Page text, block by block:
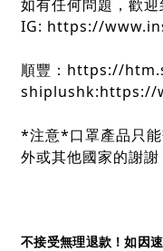
如有任何問題，歡
IG: https://
順豐：https://
shiplushk:https://
*注意*口罩產品只
外或其他國家的謝謝
不接受無理退款！如因